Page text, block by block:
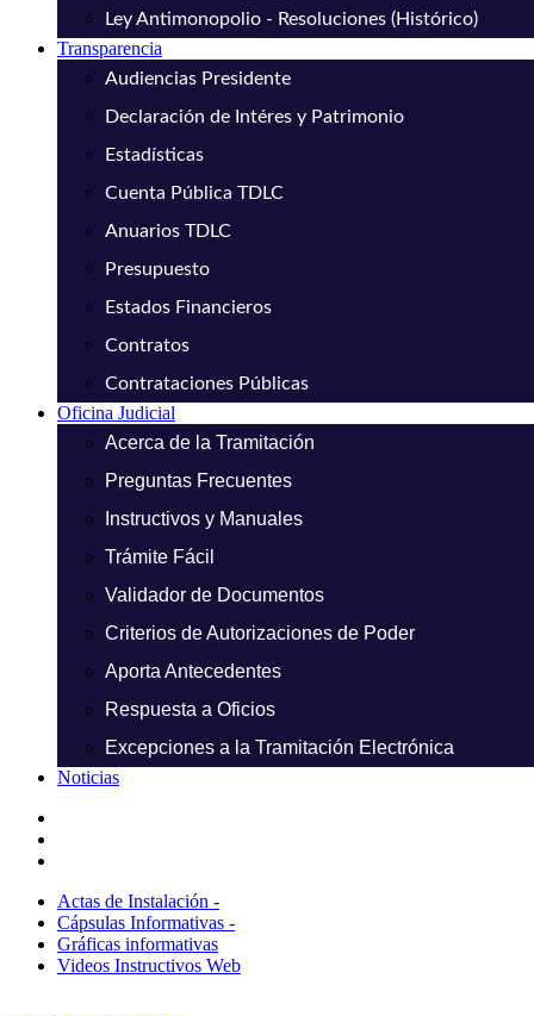
Ley Antimonopolio - Resoluciones (Histórico)
Transparencia
Audiencias Presidente
Declaración de Intéres y Patrimonio
Estadísticas
Cuenta Pública TDLC
Anuarios TDLC
Presupuesto
Estados Financieros
Contratos
Contrataciones Públicas
Oficina Judicial
Acerca de la Tramitación
Preguntas Frecuentes
Instructivos y Manuales
Trámite Fácil
Validador de Documentos
Criterios de Autorizaciones de Poder
Aporta Antecedentes
Respuesta a Oficios
Excepciones a la Tramitación Electrónica
Noticias
Actas de Instalación -
Cápsulas Informativas -
Gráficas informativas
Videos Instructivos Web